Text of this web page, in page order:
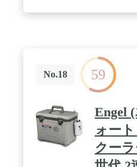
No.18 59
Engel
ォー
クー